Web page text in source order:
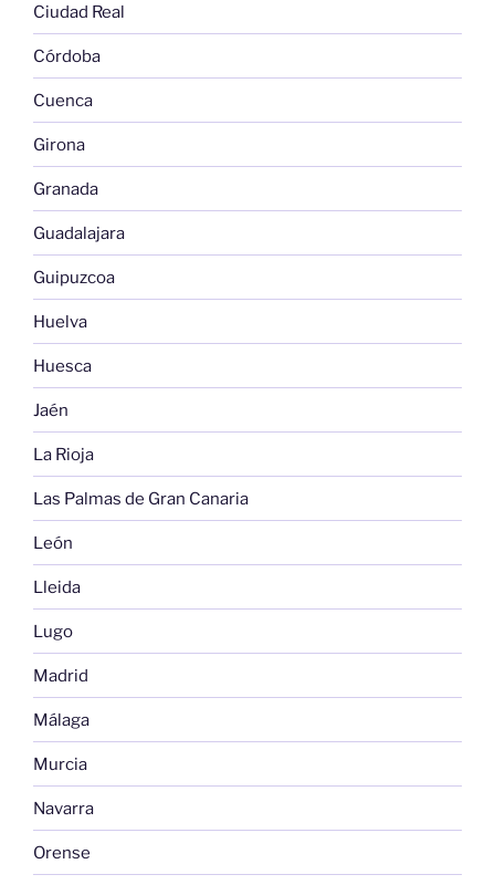
Ciudad Real
Córdoba
Cuenca
Girona
Granada
Guadalajara
Guipuzcoa
Huelva
Huesca
Jaén
La Rioja
Las Palmas de Gran Canaria
León
Lleida
Lugo
Madrid
Málaga
Murcia
Navarra
Orense